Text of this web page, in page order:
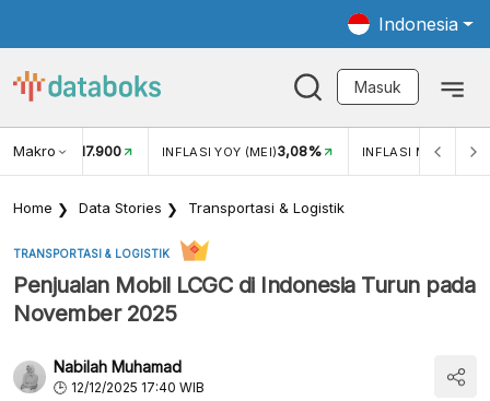
Indonesia
Masuk
Makro
USD/IDR 17.900 INFLASI YOY (MEI)3,08% INFLASI MOM (MEI)
Home Data Stories Transportasi & Logistik
TRANSPORTASI & LOGISTIK
Penjualan Mobil LCGC di Indonesia Turun pada
November 2025
Nabilah Muhamad
12/12/2025 17:40 WIB